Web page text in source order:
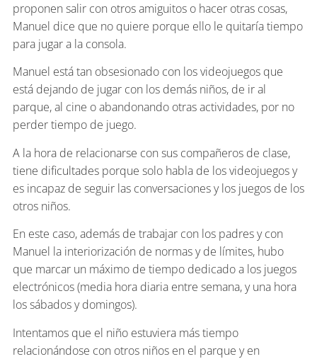
proponen salir con otros amiguitos o hacer otras cosas,
Manuel dice que no quiere porque ello le quitaría tiempo
para jugar a la consola.
Manuel está tan obsesionado con los videojuegos que
está dejando de jugar con los demás niños, de ir al
parque, al cine o abandonando otras actividades, por no
perder tiempo de juego.
A la hora de relacionarse con sus compañeros de clase,
tiene dificultades porque solo habla de los videojuegos y
es incapaz de seguir las conversaciones y los juegos de los
otros niños.
En este caso, además de trabajar con los padres y con
Manuel la interiorización de normas y de límites, hubo
que marcar un máximo de tiempo dedicado a los juegos
electrónicos (media hora diaria entre semana, y una hora
los sábados y domingos).
Intentamos que el niño estuviera más tiempo
relacionándose con otros niños en el parque y en